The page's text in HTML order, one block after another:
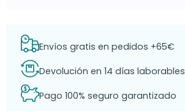
Envíos gratis en pedidos +65€
Devolución en 14 días laborables
Pago 100% seguro garantizado